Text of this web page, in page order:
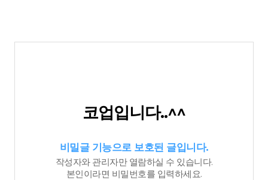
코업입니다..^^
비밀글 기능으로 보호된 글입니다.
작성자와 관리자만 열람하실 수 있습니다.
본인이라면 비밀번호를 입력하세요.